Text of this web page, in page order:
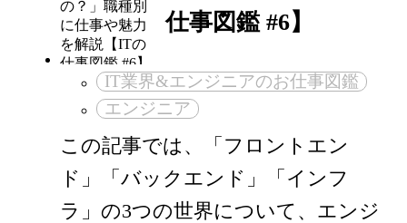
仕事図鑑 #6】
IT業界&エンジニアのお仕事図鑑
エンジニア
この記事では、「フロントエン
ド」「バックエンド」「インフ
ラ」の3つの世界について、エンジ